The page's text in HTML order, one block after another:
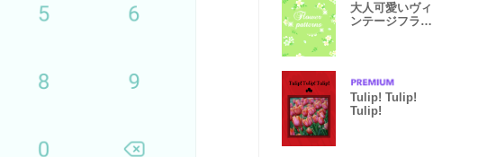
大人可愛いヴィ
ンテージフラワ
Tulip! Tulip!
Tulip!